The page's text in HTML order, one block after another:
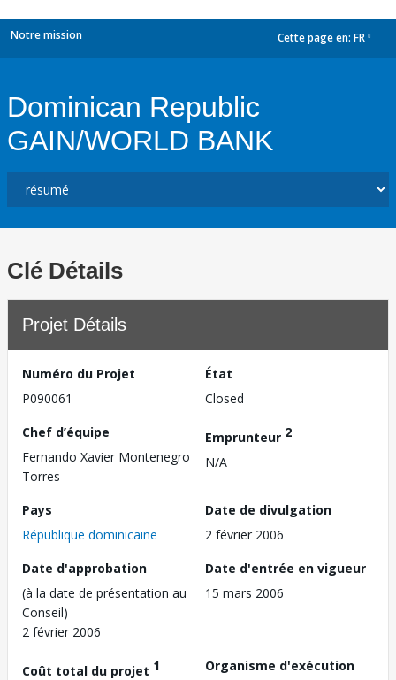
Notre mission Cette page en: FR
Dominican Republic
GAIN/WORLD BANK
Clé Détails
Projet Détails
Numéro du Projet
P090061
État
Closed
Chef d’équipe
Fernando Xavier Montenegro
Torres
Emprunteur 2
N/A
Pays
République dominicaine
Date de divulgation
2 février 2006
Date d'approbation
(à la date de présentation au
Conseil)
2 février 2006
Date d'entrée en vigueur
15 mars 2006
Coût total du projet 1
Organisme d'exécution